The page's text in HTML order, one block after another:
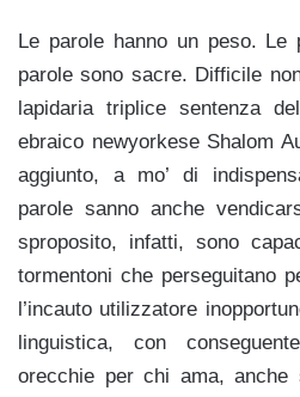
Le parole hanno un peso. Le
parole sono sacre. Difficile
lapidaria triplice sentenza
ebraico newyorkese Shalom
aggiunto, a mo’ di
parole sanno anche
sproposito, infatti, sono
tormentoni che perseguitano
l’incauto utilizzatore
linguistica, con
orecchie per chi ama, anche